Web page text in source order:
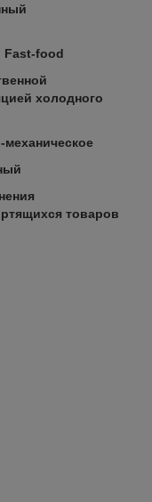
Fast-food
холодного
механическое
товаров